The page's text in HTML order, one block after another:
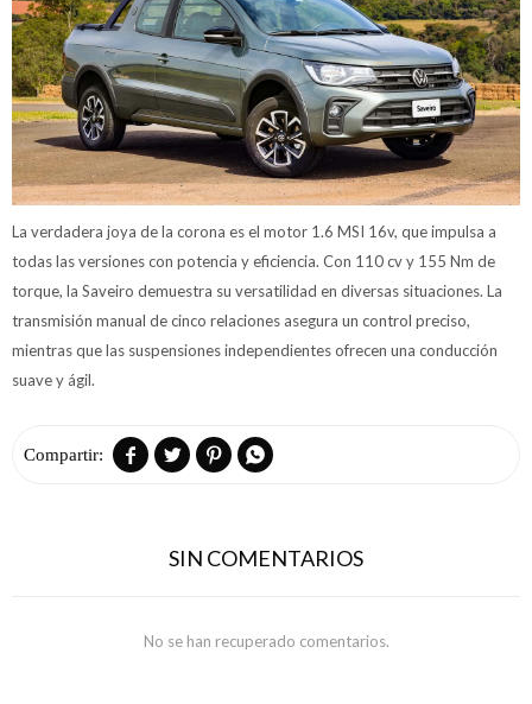
La verdadera joya de la corona es el motor 1.6 MSI 16v, que impulsa a
todas las versiones con potencia y eficiencia. Con 110 cv y 155 Nm de
torque, la Saveiro demuestra su versatilidad en diversas situaciones. La
transmisión manual de cinco relaciones asegura un control preciso,
mientras que las suspensiones independientes ofrecen una conducción
suave y ágil.
   
SIN COMENTARIOS
No se han recuperado comentarios.